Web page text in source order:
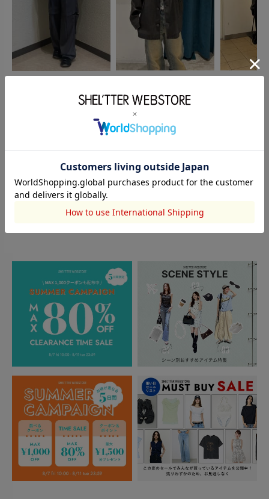
SLY
SLY
岩﨑瑠果
154cm
SLY
このアイテムを見た人がチェックしている商品
閲覧中カテゴリーのランキング